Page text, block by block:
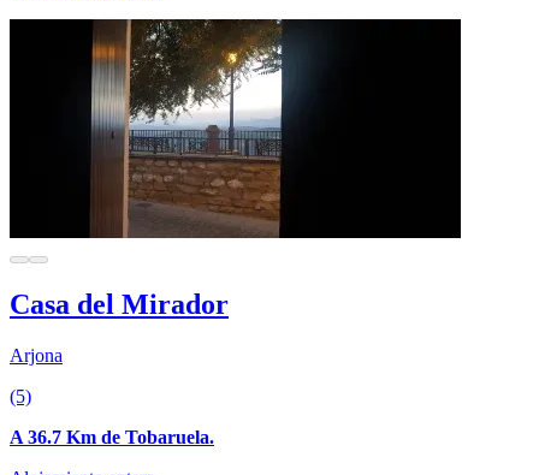
Casa del Mirador
Arjona
(5)
A 36.7 Km de Tobaruela.